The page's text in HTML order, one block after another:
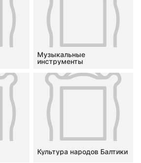
Музыкальные
инструменты
Культура народов Балтики